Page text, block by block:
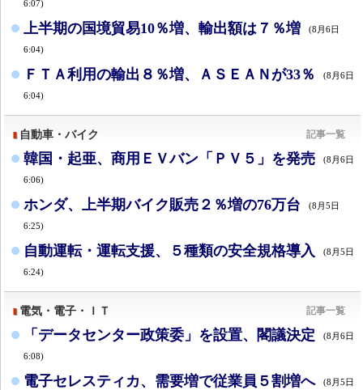
6:07)
上半期の国境貿易10％増、輸出額は７％増 (8月6日
6:04)
ＦＴＡ利用の輸出８％増、ＡＳＥＡＮが33％ (8月6日
6:04)
自動車・バイク 記事一覧
韓国・起亜、商用ＥＶバン「ＰＶ５」を発売 (8月6日
6:06)
ホンダ、上半期バイク販売２％増の76万台 (8月5日
6:25)
自動運転・運転支援、５種類の安全規格導入 (8月5日
6:24)
電気・電子・ＩＴ 記事一覧
「データセンター政策委」を設置、閣議決定 (8月6日
6:08)
電子セレスティカ、需要増で従業員５割増へ (8月5日